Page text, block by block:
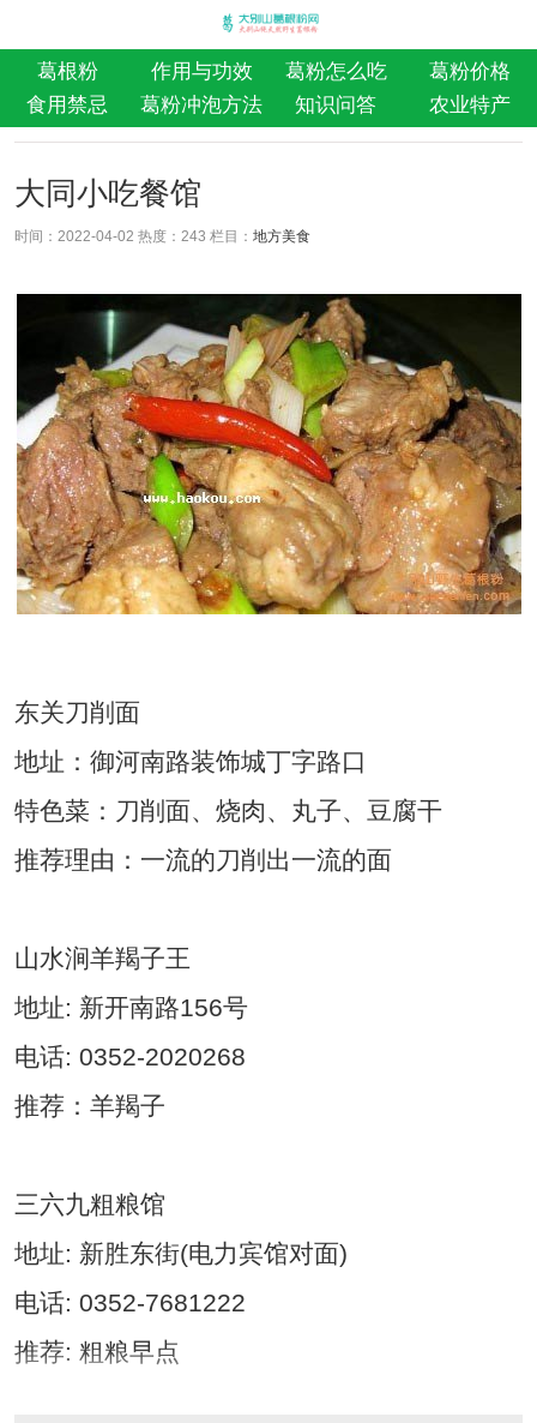
葛根粉 作用与功效 葛粉怎么吃
葛粉价格
食用禁忌
葛粉冲泡方法 知识问答 农业特产
大同小吃餐馆
时间：2022-04-02 热度： 243 栏目： 地方美食
东关刀削面
地址：御河南路装饰城丁字路口
特色菜：刀削面、烧肉、丸子、豆腐干
推荐理由：一流的刀削出一流的面
山水涧羊羯子王
地址: 新开南路156号
电话: 0352-2020268
推荐：羊羯子
三六九粗粮馆
地址: 新胜东街(电力宾馆对面)
电话: 0352-7681222
推荐: 粗粮早点